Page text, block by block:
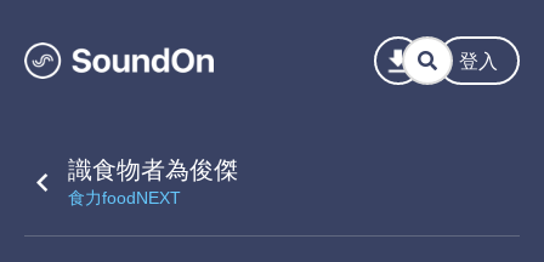
登入
識食物者為俊傑
食力foodNEXT